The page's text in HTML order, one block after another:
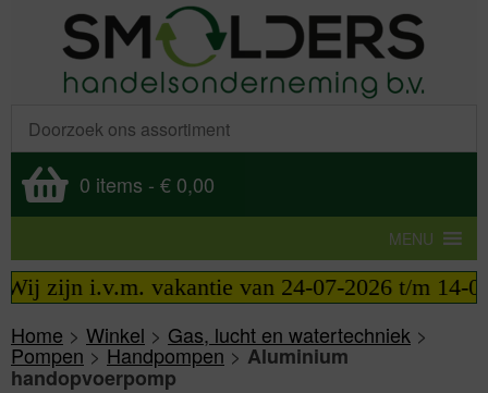
0 items - € 0,00
MENU
i.v.m. vakantie van 24-07-2026 t/m 14-08-
Home > Winkel > Gas, lucht en watertechniek >
Pompen>Handpompen>Aluminium
handopvoerpomp